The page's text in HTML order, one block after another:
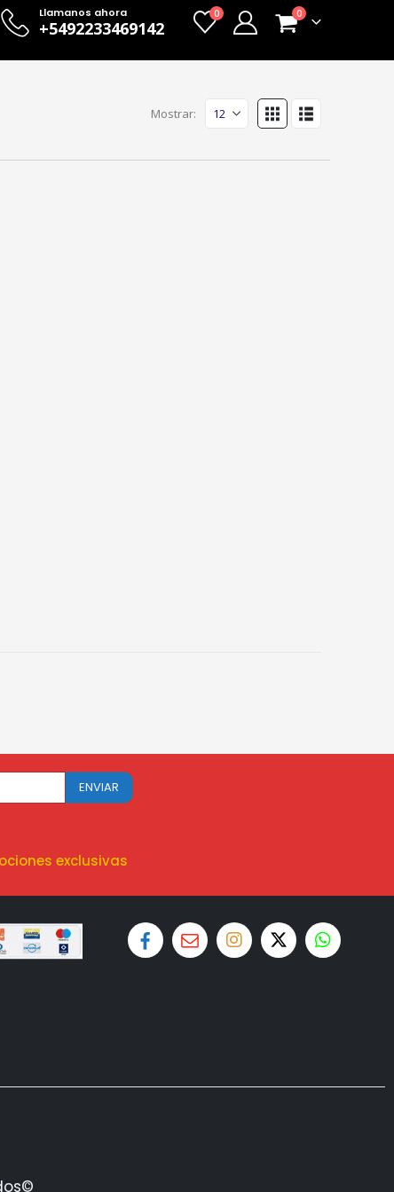
Llamanos ahora
+5492233469142
0 0
Mostrar:
exclusivas